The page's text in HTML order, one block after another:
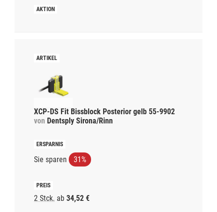
XCP-DS Fit Bissblock Posterior gelb 55-9902
von Dentsply Sirona/Rinn
Sie sparen 31%
2 Stck. ab 34,52 €